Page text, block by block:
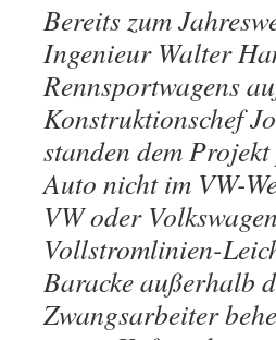
Bereits zum
Ingenieur Walter
Rennsportwagens
Konstruktionschef
standen dem
Auto nicht im VW-
VW oder
Vollstromlinien-
Baracke außerhalb
Zwangsarbeiter